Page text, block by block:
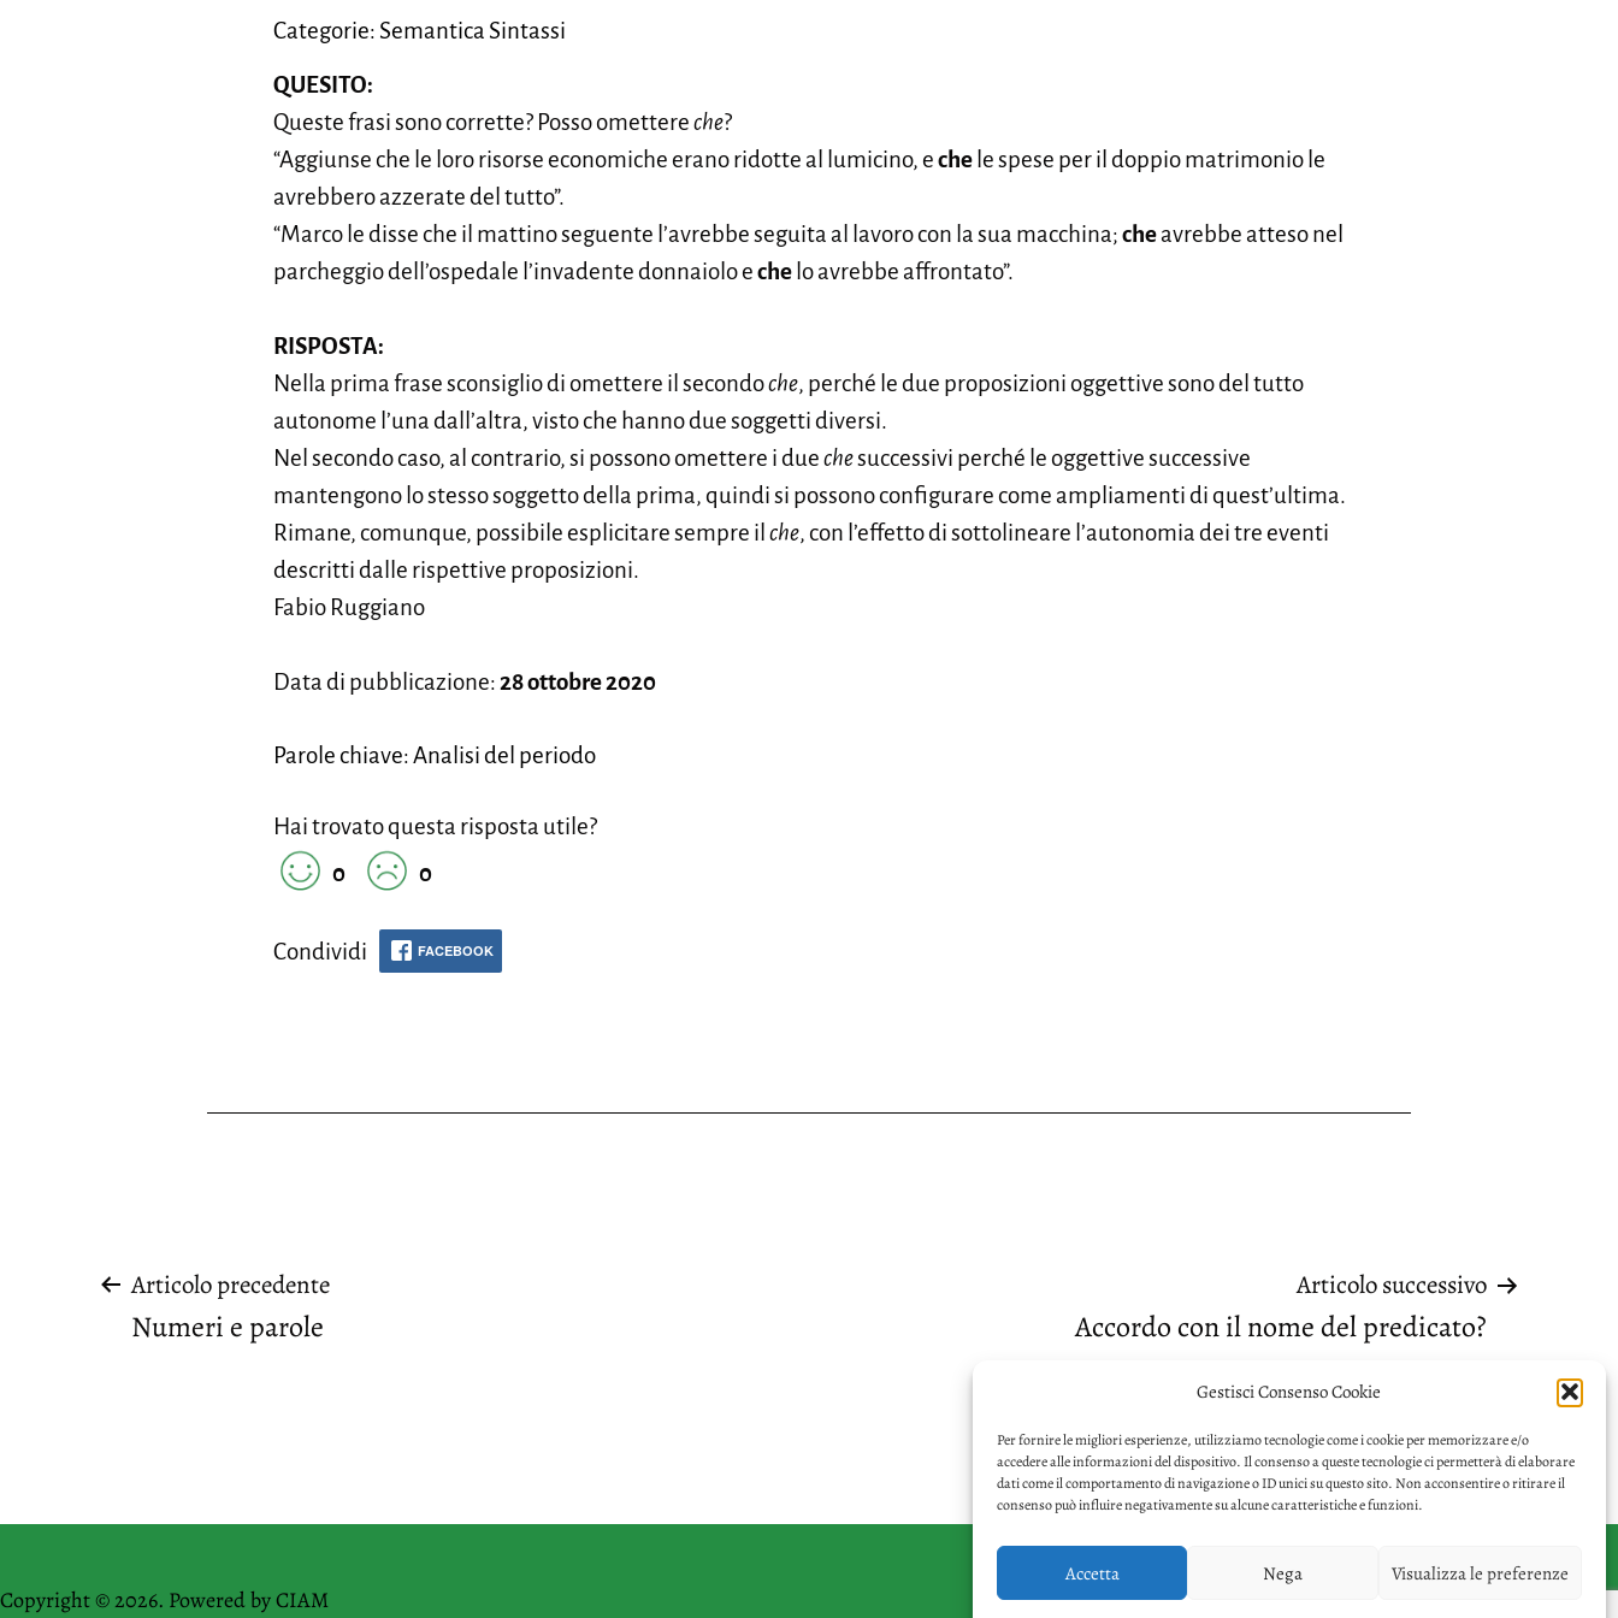
Gestisci Consenso Cookie
Per fornire le migliori esperienze, utilizziamo tecnologie come i cookie per memorizzare e/o
accedere alle informazioni del dispositivo. Il consenso a queste tecnologie ci permetterà di elaborare
dati come il comportamento di navigazione o ID unici su questo sito. Non acconsentire o ritirare il
consenso può influire negativamente su alcune caratteristiche e funzioni.
Accetta Nega Visualizza le preferenze
Categorie: Semantica Sintassi
QUESITO:
Queste frasi sono corrette? Posso omettereche?
“Aggiunse che le loro risorse economiche erano ridotte al lumicino, echele spese per il doppio matrimonio le
avrebbero azzerate del tutto”.
“Marco le disse che il mattino seguente l’avrebbe seguita al lavoro con la sua macchina;cheavrebbe atteso nel
parcheggio dell’ospedale l’invadente donnaiolo echelo avrebbe affrontato”.
RISPOSTA:
Nella prima frase sconsiglio di omettere il secondoche, perché le due proposizioni oggettive sono del tutto
autonome l’una dall’altra, visto che hanno due soggetti diversi.
Nel secondo caso, al contrario, si possono omettere i duechesuccessivi perché le oggettive successive
mantengono lo stesso soggetto della prima, quindi si possono configurare come ampliamenti di quest’ultima.
Rimane, comunque, possibile esplicitare sempre ilche, con l’effetto di sottolineare l’autonomia dei tre eventi
descritti dalle rispettive proposizioni.
Fabio Ruggiano
Data di pubblicazione:28 ottobre 2020
Parole chiave: Analisi del periodo
Hai trovato questa risposta utile?
0
0
Condividi FACEBOOK
Navigazione
articoli
Articolo precedente
Numeri e parole
Articolo successivo
Accordo con il nome del predicato?
Copyright © 2026. Powered byCIAM